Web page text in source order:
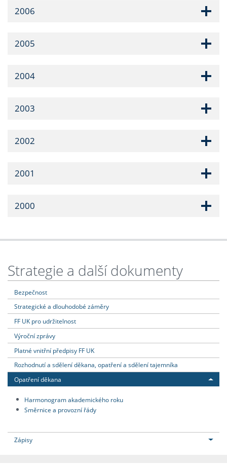
2006
2005
2004
2003
2002
2001
2000
Strategie a další dokumenty
Bezpečnost
Strategické a dlouhodobé záměry
FF UK pro udržitelnost
Výroční zprávy
Platné vnitřní předpisy FF UK
Rozhodnutí a sdělení děkana, opatření a sdělení tajemníka
Opatření děkana
Harmonogram akademického roku
Směrnice a provozní řády
Zápisy